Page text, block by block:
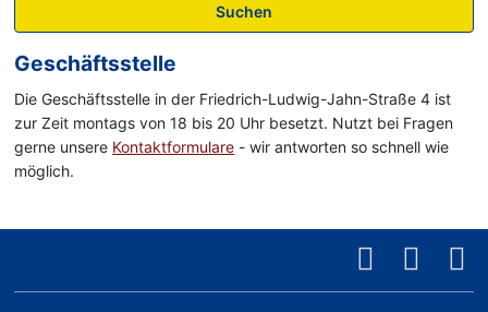
Suchen
Geschäftsstelle
Die Geschäftsstelle in der Friedrich-Ludwig-Jahn-Straße 4 ist
zur Zeit montags von 18 bis 20 Uhr besetzt. Nutzt bei Fragen
gerne unsere Kontaktformulare - wir antworten so schnell wie
möglich.